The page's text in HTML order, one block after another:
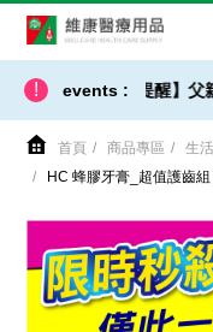
! events :
/ 免運 - 小提醒】父親節健
首頁 商品專區 生
HC 蜂膠牙膏_超值護齒